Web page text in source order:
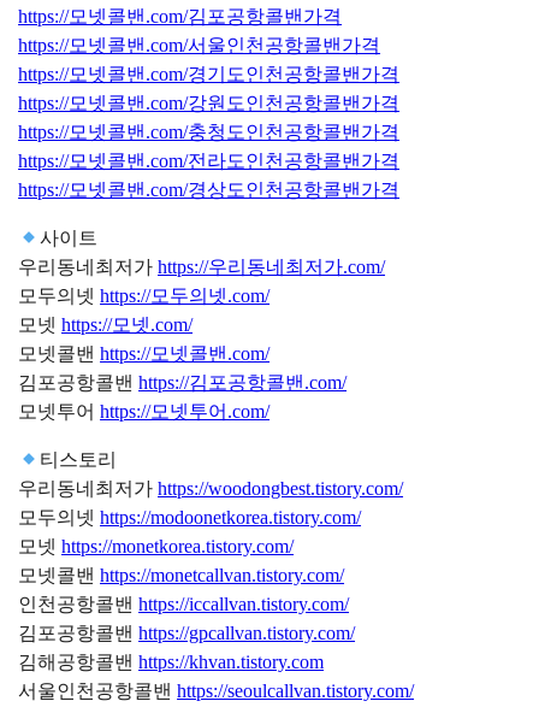
https://모넷콜밴.com/김포공항콜밴가격
https://모넷콜밴.com/서울인천공항콜밴가격
https://모넷콜밴.com/경기도인천공항콜밴가격
https://모넷콜밴.com/강원도인천공항콜밴가격
https://모넷콜밴.com/충청도인천공항콜밴가격
https://모넷콜밴.com/전라도인천공항콜밴가격
https://모넷콜밴.com/경상도인천공항콜밴가격
사이트
우리동네최저가https://우리동네최저가.com/
모두의넷https://모두의넷.com/
모넷https://모넷.com/
모넷콜밴https://모넷콜밴.com/
김포공항콜밴https://김포공항콜밴.com/
모넷투어https://모넷투어.com/
티스토리
우리동네최저가https://woodongbest.tistory.com/
모두의넷https://modoonetkorea.tistory.com/
모넷https://monetkorea.tistory.com/
모넷콜밴https://monetcallvan.tistory.com/
인천공항콜밴https://iccallvan.tistory.com/
김포공항콜밴https://gpcallvan.tistory.com/
김해공항콜밴https://khvan.tistory.com
서울인천공항콜밴https://seoulcallvan.tistory.com/